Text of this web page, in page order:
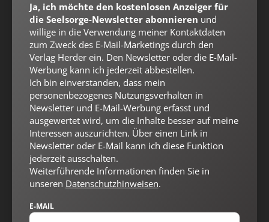
Impressum
Vertrag widerrufen Abo online kündigen
Ja, ich möchte den kostenlosen Anzeiger für
die Seelsorge-Newsletter abonnieren und
willige in die Verwendung meiner Kontaktdaten
zum Zweck des E-Mail-Marketings durch den
Verlag Herder ein. Den Newsletter oder die E-Mail-
Werbung kann ich jederzeit abbestellen.
Ich bin einverstanden, dass mein
personenbezogenes Nutzungsverhalten in
Newsletter und E-Mail-Werbung erfasst und
ausgewertet wird, um die Inhalte besser auf meine
Interessen auszurichten. Über einen Link in
Newsletter oder E-Mail kann ich diese Funktion
jederzeit ausschalten.
Weiterführende Informationen finden Sie in
unseren Datenschutzhinweisen.
E-MAIL